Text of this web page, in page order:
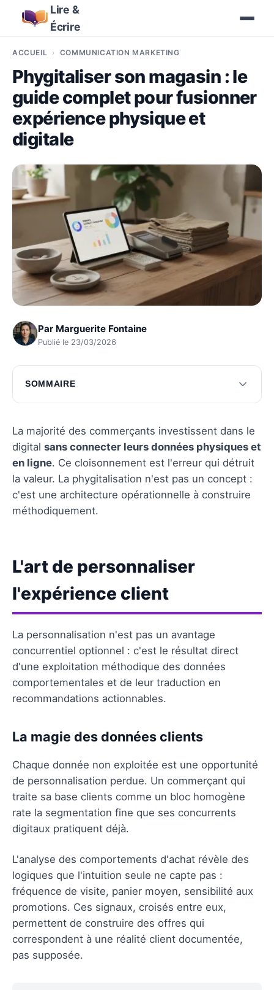
Lire &
Écrire
ACCUEIL COMMUNICATION MARKETING
Phygitaliser son magasin : le
guide complet pour fusionner
expérience physique et
digitale
Par Marguerite Fontaine
Publié le 23/03/2026
SOMMAIRE
L'art de personnaliser l'expérience client
Renforcer l'engagement client grâce au
phygital
Questions fréquentes
La majorité des commerçants investissent dans le
digital sans connecter leurs données physiques et
en ligne. Ce cloisonnement est l'erreur qui détruit
la valeur. La phygitalisation n'est pas un concept :
c'est une architecture opérationnelle à construire
méthodiquement.
L'art de personnaliser
l'expérience client
La personnalisation n'est pas un avantage
concurrentiel optionnel : c'est le résultat direct
d'une exploitation méthodique des données
comportementales et de leur traduction en
recommandations actionnables.
La magie des données clients
Chaque donnée non exploitée est une opportunité
de personnalisation perdue. Un commerçant qui
traite sa base clients comme un bloc homogène
rate la segmentation fine que ses concurrents
digitaux pratiquent déjà.
L'analyse des comportements d'achat révèle des
logiques que l'intuition seule ne capte pas :
fréquence de visite, panier moyen, sensibilité aux
promotions. Ces signaux, croisés entre eux,
permettent de construire des offres qui
correspondent à une réalité client documentée,
pas supposée.